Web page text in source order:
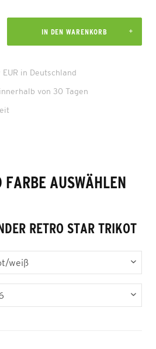
IN DEN WARENKORB
in Deutschland
von 30 Tagen
AUSWÄHLEN
RETRO STAR TRIKOT